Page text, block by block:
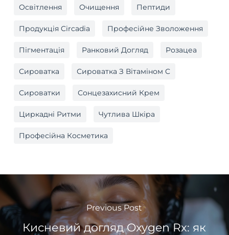
Освітлення Очищення Пептиди
Продукція Circadia Професійне Зволоження
Пігментація Ранковий Догляд Розацеа
Сироватка Сироватка З Вітаміном C
Сироватки Сонцезахисний Крем
Циркадні Ритми Чутлива Шкіра
Професійна Косметика
Previous Post
Кисневий догляд Oxygen Rx: як